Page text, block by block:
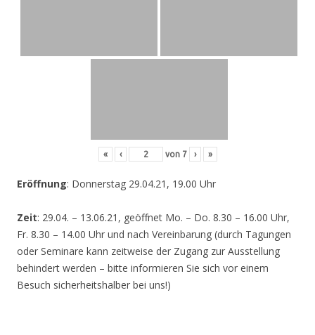
« ‹ von 7 › »
Eröffnung: Donnerstag 29.04.21, 19.00 Uhr
Zeit: 29.04. – 13.06.21, geöffnet Mo. – Do. 8.30 – 16.00 Uhr,
Fr. 8.30 – 14.00 Uhr und nach Vereinbarung (durch Tagungen
oder Seminare kann zeitweise der Zugang zur Ausstellung
behindert werden – bitte informieren Sie sich vor einem
Besuch sicherheitshalber bei uns!)